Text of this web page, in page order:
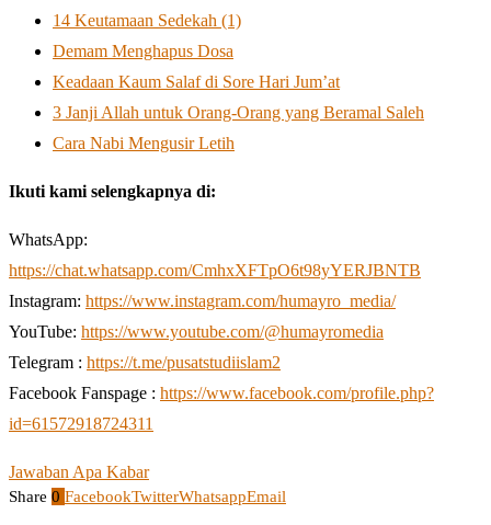
14 Keutamaan Sedekah (1)
Demam Menghapus Dosa
Keadaan Kaum Salaf di Sore Hari Jum’at
3 Janji Allah untuk Orang-Orang yang Beramal Saleh
Cara Nabi Mengusir Letih
Ikuti kami selengkapnya di:
WhatsApp:
https://chat.whatsapp.com/CmhxXFTpO6t98yYERJBNTB
Instagram: https://www.instagram.com/humayro_media/
YouTube: https://www.youtube.com/@humayromedia
Telegram : https://t.me/pusatstudiislam2
Facebook Fanspage : https://www.facebook.com/profile.php?
id=61572918724311
Jawaban Apa Kabar
Share 0 FacebookTwitterWhatsappEmail